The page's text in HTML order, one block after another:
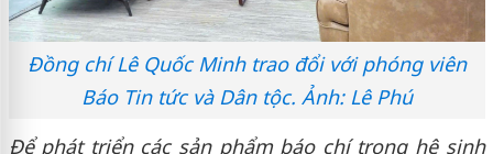
Đồng chí Lê Quốc Minh trao đổi với phóng viên
Báo Tin tức và Dân tộc. Ảnh: Lê Phú
Để phát triển các sản phẩm báo chí trong hệ sinh